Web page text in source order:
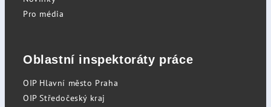
Pro média
Oblastní inspektoráty práce
OIP Hlavní město Praha
OIP Středočeský kraj